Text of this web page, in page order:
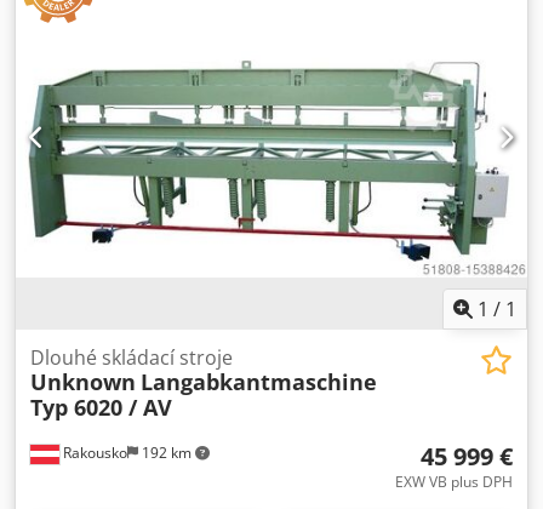
1 / 1
Rakousko 192 km
Dlouhé skládací stroje
Unknown Langabkantmaschine
Typ 6020 / AV
45 999 €
EXW VB plus DPH